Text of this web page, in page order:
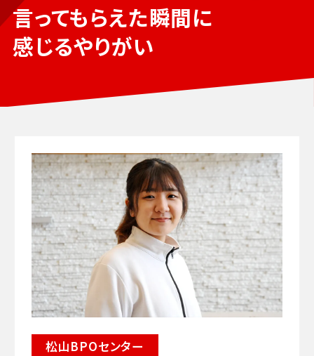
言ってもらえた瞬間に
感じるやりがい
松山BPOセンター